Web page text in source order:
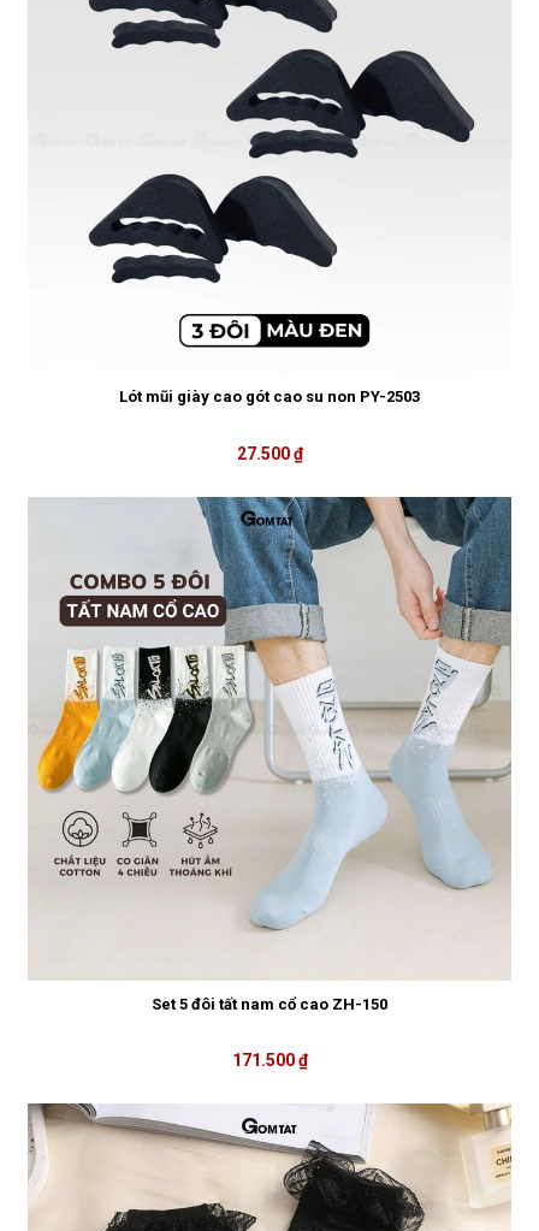
Lót mũi giày cao gót cao su non PY-2503
27.500 ₫
Set 5 đôi tất nam cổ cao ZH-150
171.500 ₫